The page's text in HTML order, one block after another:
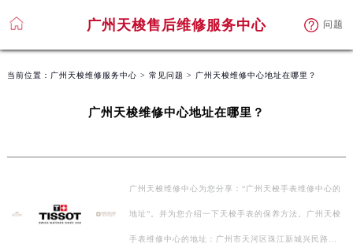
广州天梭售后维修服务中心 问题
广州天梭售后维修服务中心 问题
当前位置： 广州天梭维修服务中心 > 常见问题 > 广州天梭维修中心地址在哪里？
广州天梭维修中心地址在哪里？
广州天梭维修中心为您分享：“广州天梭手表维修中心的
地址”。并为您介绍一下天梭手表的保养方法。广州天梭
手表维修中心的地址：广州市天河区珠江新城兴民路…